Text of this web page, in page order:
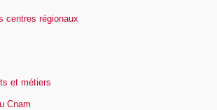
centres régionaux
et métiers
Cnam